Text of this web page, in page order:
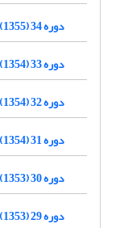
دوره 34 (1355)
دوره 33 (1354)
دوره 32 (1354)
دوره 31 (1354)
دوره 30 (1353)
دوره 29 (1353)